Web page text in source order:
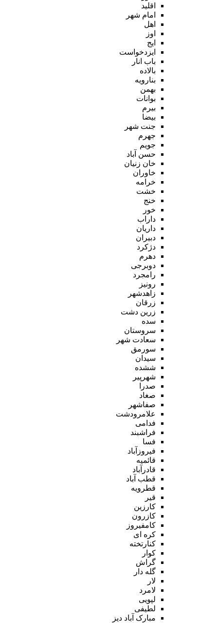
اقلید
امام شهر
اهل
اوز
ایج
ایزدخواست
باب انار
بالاده
بنارویه
بهمن
بوانات
بیرم
بیضا
جنت شهر
جهرم
جویم
حسن آباد
خان زنیان
خاوران
خرامه
خشت
خنج
خور
داراب
داریان
دبیران
دژکرد
دهرم
دوبرجی
رامجرد
رونیز
زاهدشهر
زرقان
زرین دشت
سده
سروستان
سعادت شهر
سورمق
سیدان
ششده
شهرپیر
صدرا
صغاد
صفاشهر
علامرودشت
فدامی
فراشبند
فسا
فیروزآباد
قائمیه
قادرآباد
قطب آباد
قطرویه
قیر
کارزین
کازرون
کامفیروز
کره ای
کنارتخته
کوار
گراش
گله دار
لار
لامرد
لپویی
لطیفی
مبارک آباد دیز